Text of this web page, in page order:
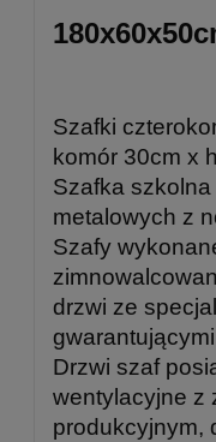
Szafki
komór 30cm x
Szafka
metalowych z
Szafy
drzwi ze
Drzwi szaf
wentylacyjne z
produkcyjnym,